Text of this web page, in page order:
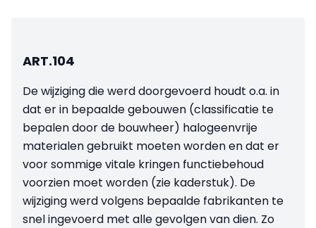
ART.104
De wijziging die werd doorgevoerd houdt o.a. in
dat er in bepaalde gebouwen (classificatie te
bepalen door de bouwheer) halogeenvrije
materialen gebruikt moeten worden en dat er
voor sommige vitale kringen functiebehoud
voorzien moet worden (zie kaderstuk). De
wijziging werd volgens bepaalde fabrikanten te
snel ingevoerd met alle gevolgen van dien. Zo